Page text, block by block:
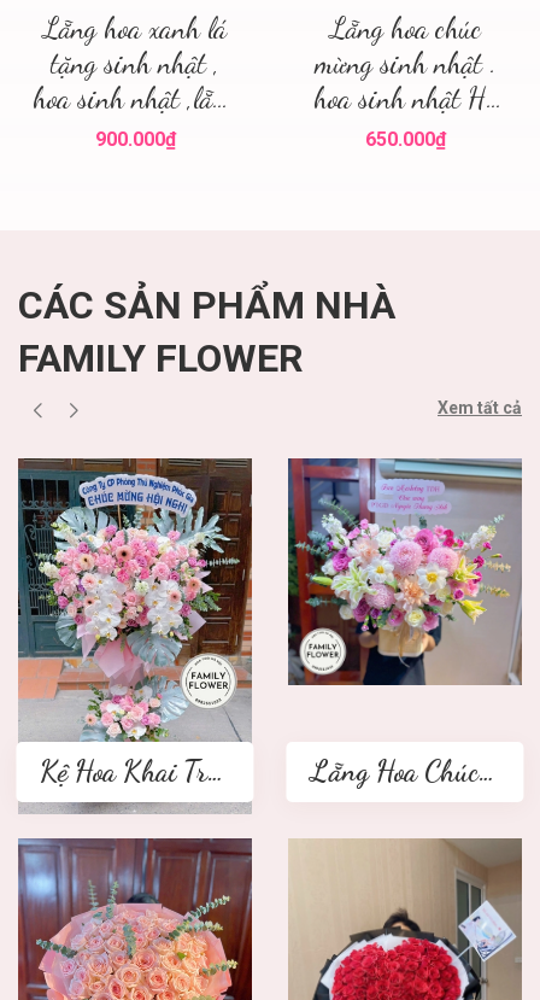
Lẵng hoa xanh lá
tặng sinh nhật ,
hoa sinh nhật ,lẵng
hoa đẹp
900.000₫
Lẵng hoa chúc
mừng sinh nhật .
hoa sinh nhật Hà
Nội
650.000₫
CÁC SẢN PHẨM NHÀ
FAMILY FLOWER
Xem tất cả
Kệ Hoa Khai Trương 2 tầng Lẵng Hoa Chúc Mừng